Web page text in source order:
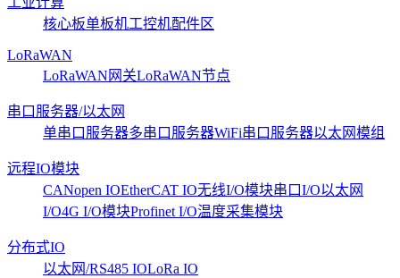
核心板单板机工控机配件区
LoRaWAN
LoRaWAN网关LoRaWAN节点
串口服务器/以太网
单串口服务器多串口服务器WiFi串口服务器以太网模组
远程IO模块
CANopen IOEtherCAT IO无线I/O模块串口I/O以太网
I/O4G I/O模块Profinet I/O温度采集模块
分布式IO
以太网/RS485 IOLoRa IO